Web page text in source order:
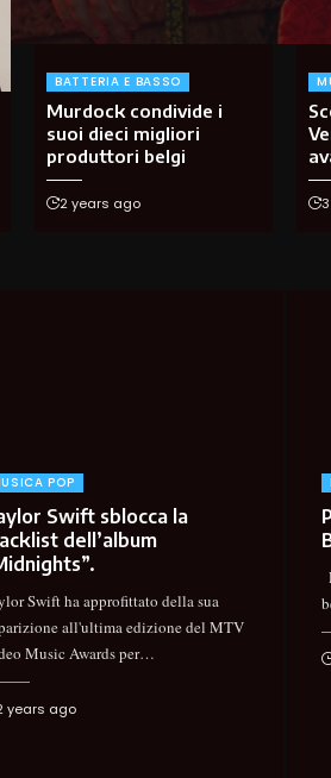
BATTERIA E BASSO
Murdock condivide i
suoi dieci migliori
produttori belgi
2 years ago
POP
Swift sblocca la
dell’album
Swift ha approfittato della sua
all'ultima edizione del MTV
Music Awards per…
years ago